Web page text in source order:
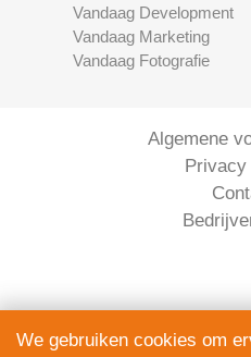
Vandaag Development
Vandaag Marketing
Vandaag Fotografie
Algemene
We gebruiken cookies om